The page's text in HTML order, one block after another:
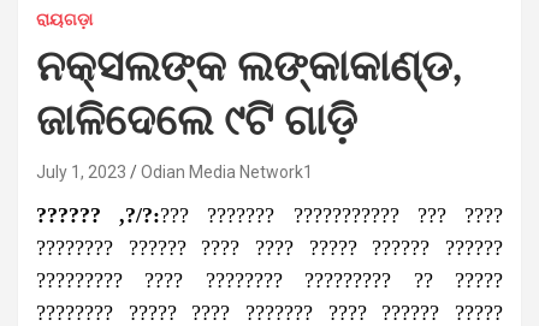
ରାୟଗଡ଼ା
ନକ୍ସଲଙ୍କ ଲଙ୍କାକାଣ୍ଡ,
ଜାଳିଦେଲେ ୯ଟି ଗାଡ଼ି
July 1, 2023 Odian Media Network1
?????? ,?/?:??? ??????? ??????????? ??? ????
???????? ?????? ???? ???? ????? ?????? ??????
????????? ???? ???????? ????????? ?? ?????
???????? ????? ???? ??????? ???? ?????? ?????